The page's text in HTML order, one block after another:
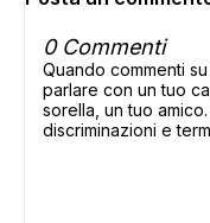
0 Commenti
Quando commenti
parlare con un tuo
sorella, un tuo
discriminazioni e